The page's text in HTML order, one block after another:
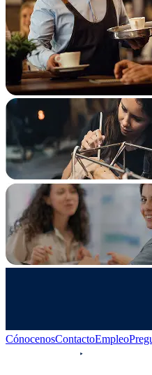
CónocenosContactoEmpleo